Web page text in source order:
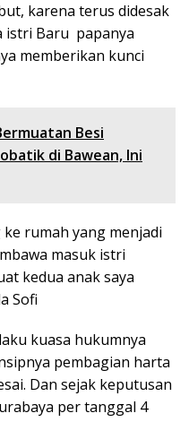
karena terus didesak
istri Baru papanya
memberikan kunci
Besi
di Bawean, lni
ke rumah yang menjadi
masuk istri
kedua anak saya
Sofi
kuasa hukumnya
pembagian harta
Dan sejak keputusan
per tanggal 4